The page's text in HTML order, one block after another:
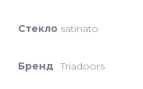
Стекло satinato
Бренд Triadoors